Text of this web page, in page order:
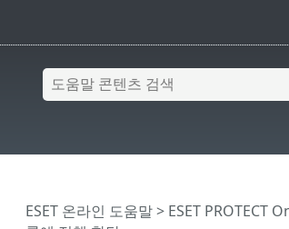
ESET 온라인 도움말> ESET PROTECT